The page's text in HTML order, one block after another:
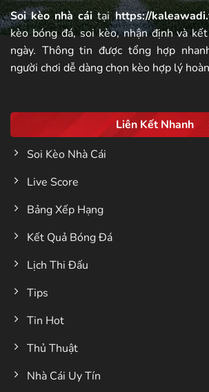
Soi kèo nhà cáitạihttps://
kèo bóng đá, soi kèo, nhận định và
ngày. Thông tin được tổng hợp
người chơi dễ dàng chọn kèo hợp lý
Liên Kết Nhanh
Soi Kèo Nhà Cái
Live Score
Bảng Xếp Hạng
Kết Quả Bóng Đá
Lịch Thi Đấu
Tips
Tin Hot
Thủ Thuật
Nhà Cái Uy Tín